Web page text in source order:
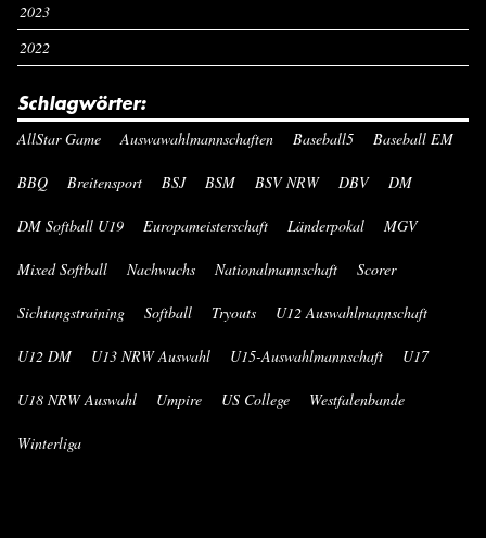
2023
2022
Schlagwörter:
AllStar Game Auswawahlmannschaften Baseball5 Baseball EM
BBQ Breitensport BSJ BSM BSV NRW DBV DM
DM Softball U19 Europameisterschaft Länderpokal MGV
Mixed Softball Nachwuchs Nationalmannschaft Scorer
Sichtungstraining Softball Tryouts U12 Auswahlmannschaft
U12 DM U13 NRW Auswahl U15-Auswahlmannschaft U17
U18 NRW Auswahl Umpire US College Westfalenbande
Winterliga